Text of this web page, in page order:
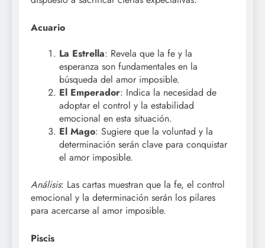
Acuario
La Estrella: Revela que la fe y la
esperanza son fundamentales en la
búsqueda del amor imposible.
El Emperador: Indica la necesidad de
adoptar el control y la estabilidad
emocional en esta situación.
El Mago: Sugiere que la voluntad y la
determinación serán clave para conquistar
el amor imposible.
Análisis: Las cartas muestran que la fe, el control
emocional y la determinación serán los pilares
para acercarse al amor imposible.
Piscis